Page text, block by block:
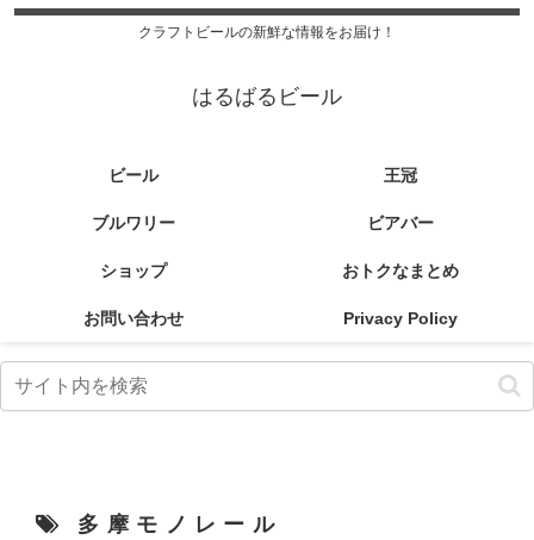
クラフトビールの新鮮な情報をお届け！
はるばるビール
ビール 王冠
ブルワリー ビアバー
ショップ おトクなまとめ
お問い合わせ Privacy Policy
多摩モノレール